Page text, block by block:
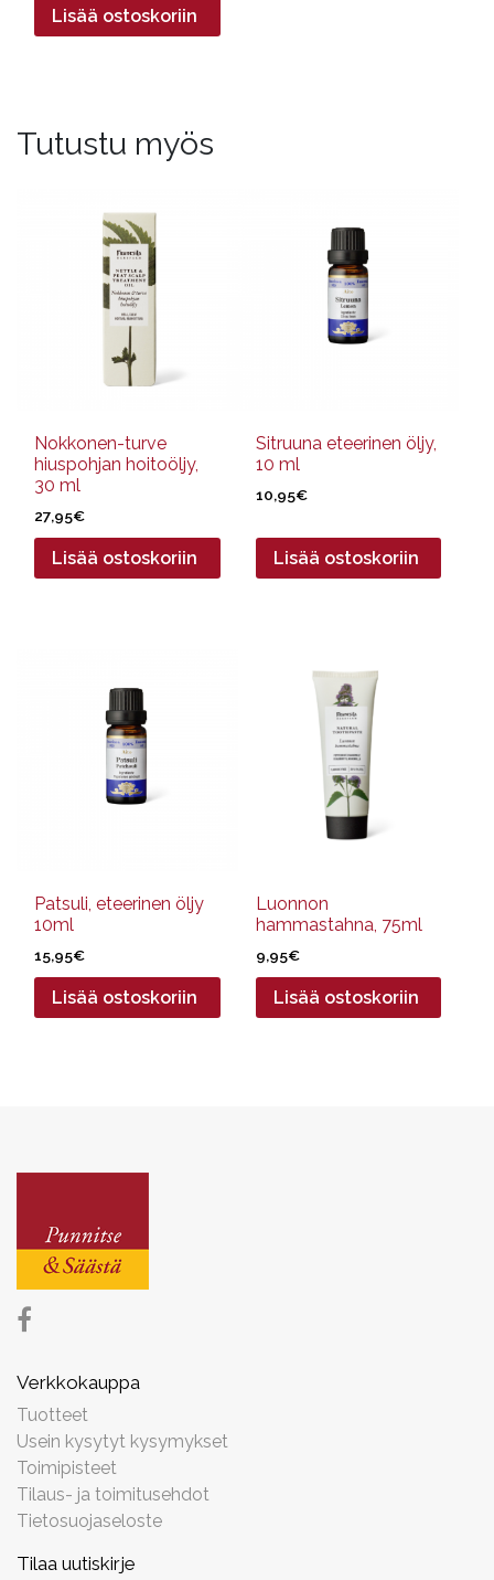
Lisää ostoskoriin
Tutustu myös
Nokkonen-turve
hiuspohjan hoitoöljy,
30 ml
27,95€
Lisää ostoskoriin
Sitruuna eteerinen öljy,
10 ml
10,95€
Lisää ostoskoriin
Patsuli, eteerinen öljy
10ml
15,95€
Lisää ostoskoriin
Luonnon
hammastahna, 75ml
9,95€
Lisää ostoskoriin
Verkkokauppa
Tuotteet
Usein kysytyt kysymykset
Toimipisteet
Tilaus- ja toimitusehdot
Tietosuojaseloste
Tilaa uutiskirje